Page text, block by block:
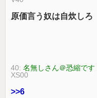
原価言う奴は自炊しろ
40:名無しさん＠恐縮です
XS00
>>6